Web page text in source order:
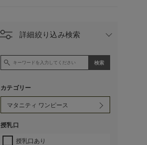
詳細絞り込み検索
カテゴリー
授乳口
授乳口あり